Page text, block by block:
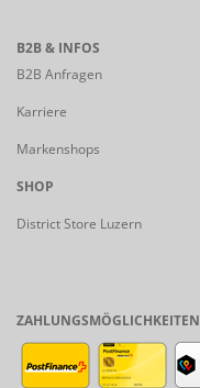
B2B & INFOS
B2B Anfragen
Karriere
Markenshops
SHOP
District Store Luzern
ZAHLUNGSMÖGLICHKEITEN